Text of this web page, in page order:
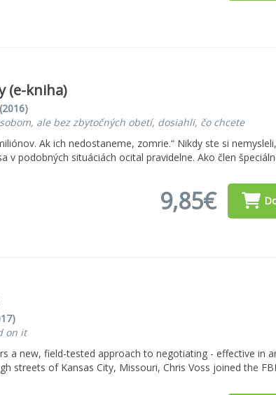
(e-kniha)
ale bez zbytočných obetí, dosiahli, čo chcete
Ak ich nedostaneme, zomrie.“ Nikdy ste si
v podobných situáciách ocital pravidelne. Ako člen
9,85€
on it
a new, field-tested approach to negotiating - effective in
streets of Kansas City, Missouri, Chris Voss joined the